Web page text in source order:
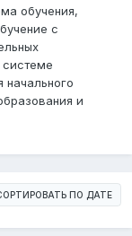
обучения,
с
системе
начального
и
ПО ДАТЕ